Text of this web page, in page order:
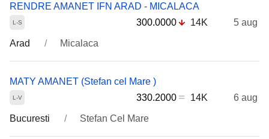
RENDRE AMANET IFN ARAD - MICALACA
Arad Micalaca
14K
300.0000 5 aug
MATY AMANET (Stefan cel Mare )
Bucuresti Stefan Cel Mare
14K
330.2000 6 aug